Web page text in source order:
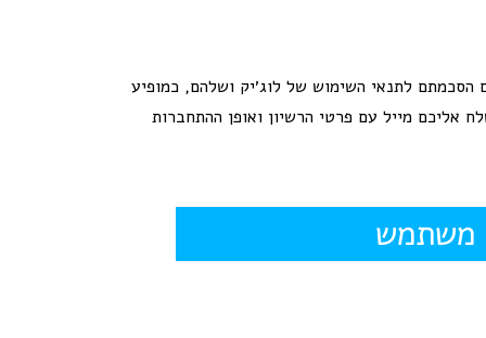
הסכמתם לתנאי השימוש של לוג׳יק ושלהם, כמופיע
אליכם מייל עם פרטי הרשיון ואופן ההתחברות
משתמש